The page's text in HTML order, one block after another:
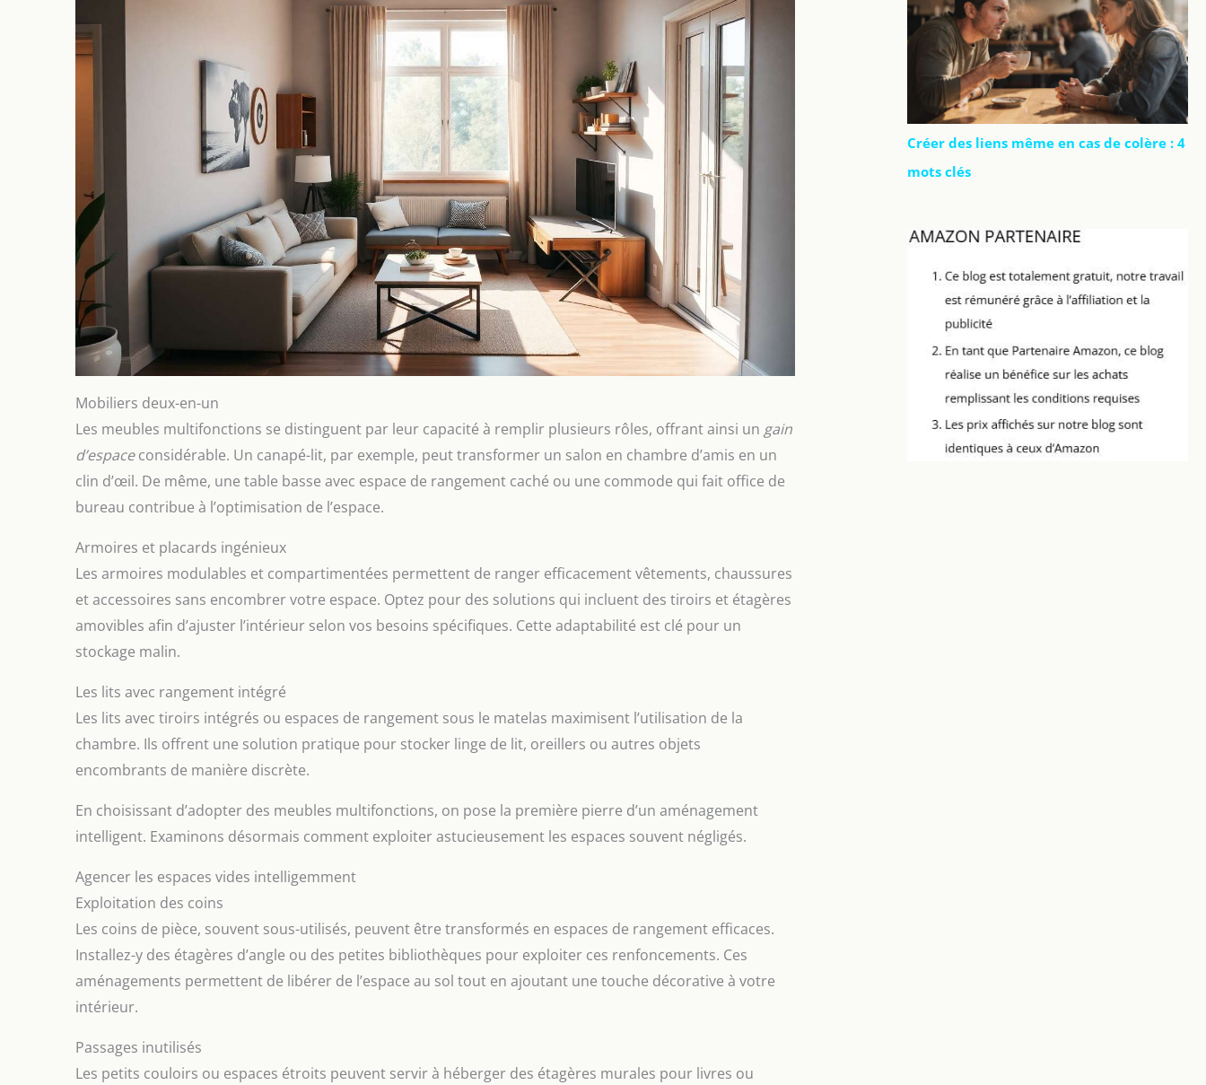
Mobiliers deux-en-un
Les meubles multifonctions se distinguent par leur capacité à remplir plusieurs rôles, offrant ainsi un gain
d’espaceconsidérable. Un canapé-lit, par exemple, peut transformer un salon en chambre d’amis en un
clin d’œil. De même, une table basse avec espace de rangement caché ou une commode qui fait office de
bureau contribue à l’optimisation de l’espace.
Armoires et placards ingénieux
Les armoires modulables et compartimentées permettent de ranger efficacement vêtements, chaussures
et accessoires sans encombrer votre espace. Optez pour des solutions qui incluent des tiroirs et étagères
amovibles afin d’ajuster l’intérieur selon vos besoins spécifiques. Cette adaptabilité est clé pour un
stockage malin.
Les lits avec rangement intégré
Les lits avec tiroirs intégrés ou espaces de rangement sous le matelas maximisent l’utilisation de la
chambre. Ils offrent une solution pratique pour stocker linge de lit, oreillers ou autres objets
encombrants de manière discrète.
En choisissant d’adopter des meubles multifonctions, on pose la première pierre d’un aménagement
intelligent. Examinons désormais comment exploiter astucieusement les espaces souvent négligés.
Agencer les espaces vides intelligemment
Exploitation des coins
Les coins de pièce, souvent sous-utilisés, peuvent être transformés en espaces de rangement efficaces.
Installez-y des étagères d’angle ou des petites bibliothèques pour exploiter ces renfoncements. Ces
aménagements permettent de libérer de l’espace au sol tout en ajoutant une touche décorative à votre
intérieur.
Passages inutilisés
Les petits couloirs ou espaces étroits peuvent servir à héberger des étagères murales pour livres ou
Créer des liens même en cas de colère : 4
mots clés